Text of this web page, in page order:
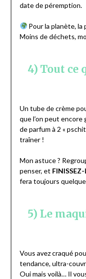
date de péremption.
Pour la planète, la
Moins de déchets,
4) Tout ce
Un tube de crème
que l’on peut encore
de parfum à 2 «
traîner !
Mon astuce ?
penser, et
fera toujours
5) Le
Vous avez craqué
tendance, ultra-
Oui mais voilà… Il